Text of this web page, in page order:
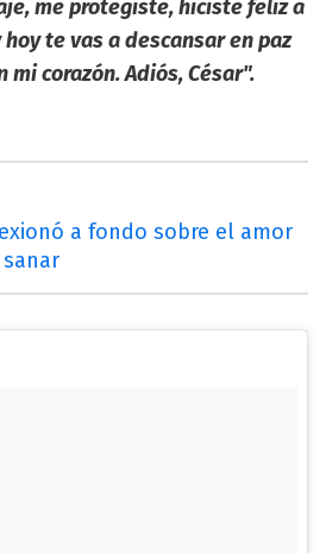
me protegiste, hiciste feliz a
te vas a descansar en paz
corazón. Adiós, César".
a fondo sobre el amor